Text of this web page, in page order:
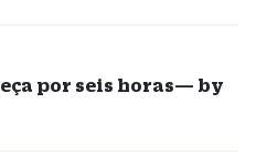
por seis horas— by